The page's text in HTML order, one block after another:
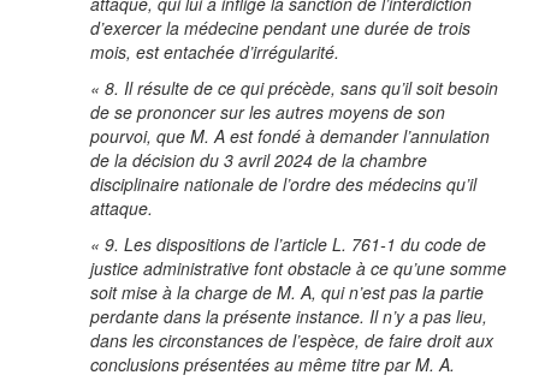
d’exercer la médecine pendant une durée de trois
mois, est entachée d’irrégularité.
« 8. Il résulte de ce qui précède, sans qu’il soit besoin
de se prononcer sur les autres moyens de son
pourvoi, que M. A est fondé à demander l’annulation
de la décision du 3 avril 2024 de la chambre
disciplinaire nationale de l’ordre des médecins qu’il
attaque.
« 9. Les dispositions de l’article L. 761-1 du code de
justice administrative font obstacle à ce qu’une somme
soit mise à la charge de M. A, qui n’est pas la partie
perdante dans la présente instance. Il n’y a pas lieu,
dans les circonstances de l’espèce, de faire droit aux
conclusions présentées au même titre par M. A.